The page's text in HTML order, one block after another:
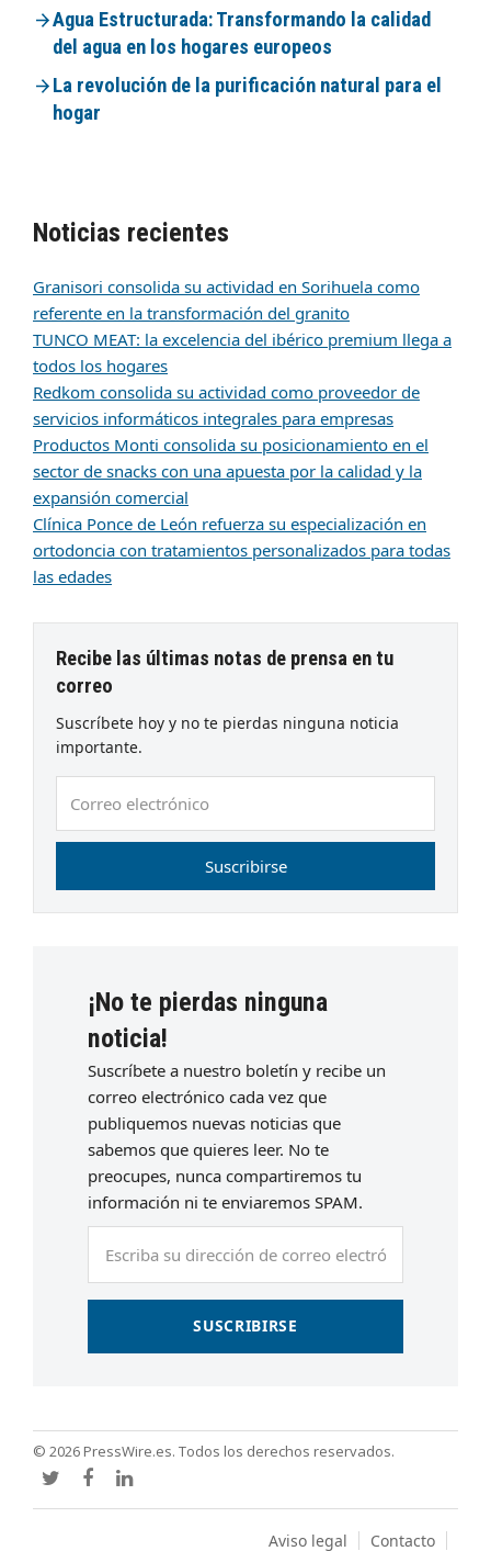
Agua Estructurada: Transformando la calidad
del agua en los hogares europeos
La revolución de la purificación natural para el
hogar
Noticias recientes
Granisori consolida su actividad en Sorihuela como
referente en la transformación del granito
TUNCO MEAT: la excelencia del ibérico premium llega a
todos los hogares
Redkom consolida su actividad como proveedor de
servicios informáticos integrales para empresas
Productos Monti consolida su posicionamiento en el
sector de snacks con una apuesta por la calidad y la
expansión comercial
Clínica Ponce de León refuerza su especialización en
ortodoncia con tratamientos personalizados para todas
las edades
Recibe las últimas notas de prensa en tu
correo
Suscríbete hoy y no te pierdas ninguna noticia
importante.
electrónico
Suscribirse
¡No te pierdas ninguna
noticia!
Suscríbete a nuestro boletín y recibe un
correo electrónico cada vez que
publiquemos nuevas noticias que
sabemos que quieres leer. No te
preocupes, nunca compartiremos tu
información ni te enviaremos SPAM.
SUSCRIBIRSE
© 2026 PressWire.es. Todos los derechos reservados.
TwitterFacebook
LinkedIn
Aviso legal Contacto